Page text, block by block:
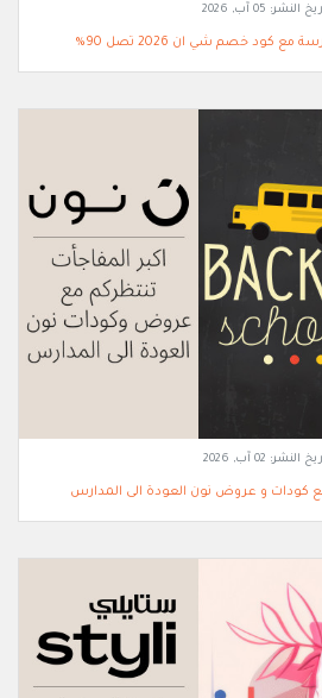
النشر: 05 آب, 2026
كود خصم شي ان 2026 تصل 90%
النشر: 02 آب, 2026
مع كودات و عروض نون العودة الى المدارس